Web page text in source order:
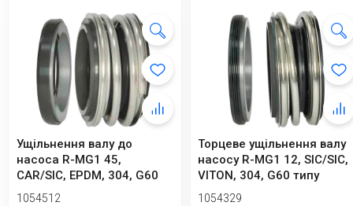
Ущільнення валу до
насоса R-MG1 45,
CAR/SIC, EPDM, 304, G60
1054512
Торцеве ущільнення валу
насосу R-MG1 12, SIC/SIC,
VITON, 304, G60 типу
ANGA A...
1054329